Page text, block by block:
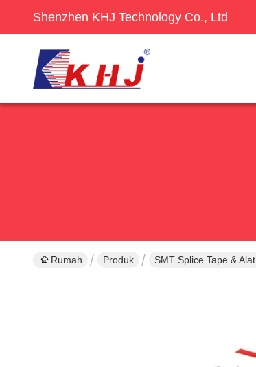
Shenzhen KHJ Technology Co., Ltd
Rumah Produk SMT Splice Tape & Alat